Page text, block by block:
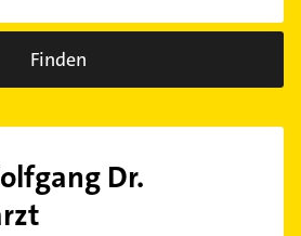
Finden
Dr.